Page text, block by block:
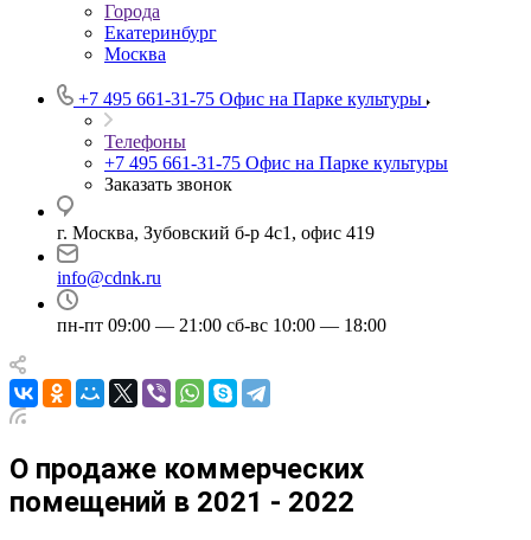
Города
Екатеринбург
Москва
+7 495 661-31-75 Офис на Парке культуры
Телефоны
+7 495 661-31-75 Офис на Парке культуры
Заказать звонок
г. Москва, Зубовский б-р 4с1, офис 419
info@cdnk.ru
пн-пт 09:00 — 21:00 сб-вс 10:00 — 18:00
О продаже коммерческих
помещений в 2021 - 2022